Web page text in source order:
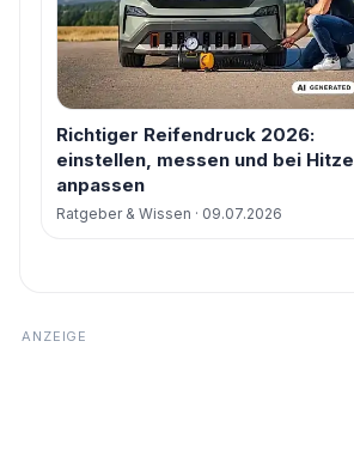
Richtiger Reifendruck 2026:
einstellen, messen und bei Hitze
anpassen
Ratgeber & Wissen · 09.07.2026